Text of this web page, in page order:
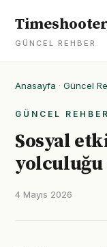
GÜNCEL REHBER
Anasayfa · Güncel
GÜNCEL REHBER
Sosyal
4 Mayıs 2026